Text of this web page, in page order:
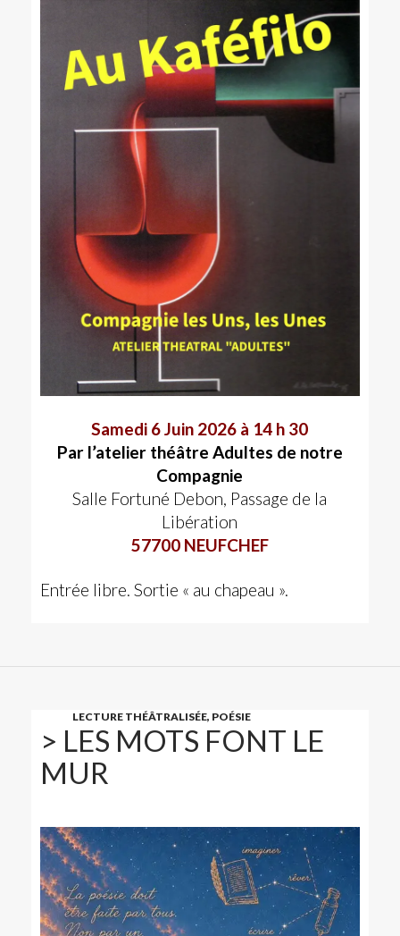
Samedi 6 Juin 2026 à 14 h 30
Par l’atelier théâtre Adultes de notre
Compagnie
Salle Fortuné Debon, Passage de la
Libération
57700 NEUFCHEF
Entrée libre. Sortie « au chapeau ».
LECTURE THÉÂTRALISÉE, POÉSIE
> LES MOTS FONT LE
MUR